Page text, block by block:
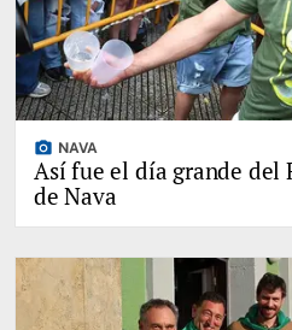
photo_camera NAVA
Así fue el día grande del
de Nava